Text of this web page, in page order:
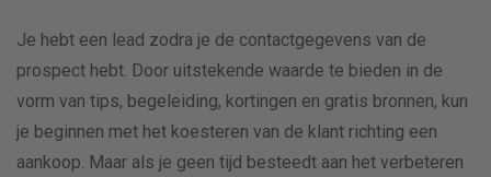
Je hebt een lead zodra je de contactgegevens van de
prospect hebt. Door uitstekende waarde te bieden in de
vorm van tips, begeleiding, kortingen en gratis bronnen, kun
je beginnen met het koesteren van de klant richting een
aankoop. Maar als je geen tijd besteedt aan het verbeteren